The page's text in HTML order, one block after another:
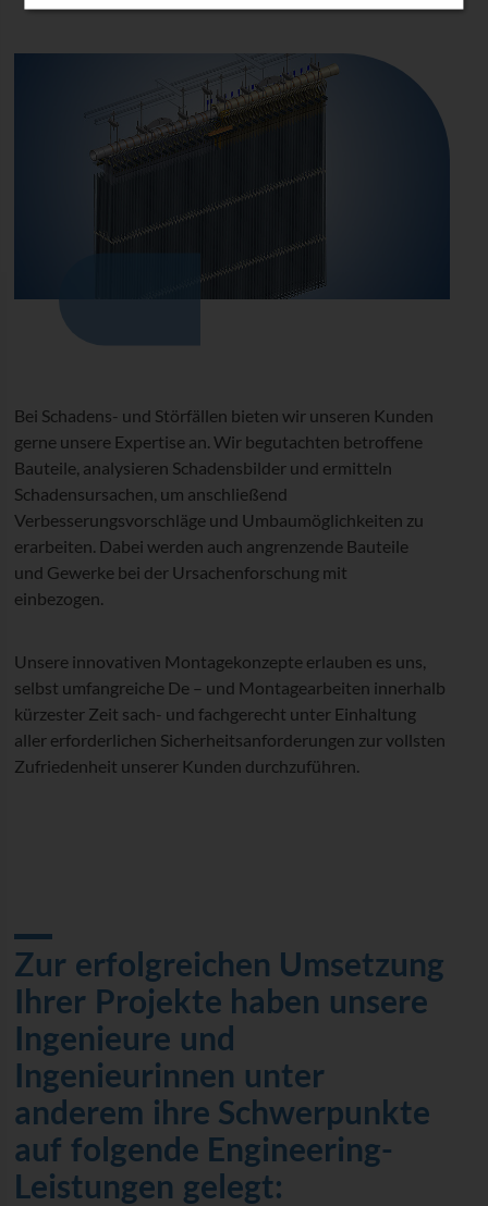
Bei Schadens- und Störfällen bieten wir unseren Kunden
gerne unsere Expertise an. Wir begutachten betroffene
Bauteile, analysieren Schadensbilder und ermitteln
Schadensursachen, um anschließend
Verbesserungsvorschläge und Umbaumöglichkeiten zu
erarbeiten. Dabei werden auch angrenzende Bauteile
und Gewerke bei der Ursachenforschung mit
einbezogen.
Unsere innovativen Montagekonzepte erlauben es uns,
selbst umfangreiche De – und Montagearbeiten innerhalb
kürzester Zeit sach- und fachgerecht unter Einhaltung
aller erforderlichen Sicherheitsanforderungen zur vollsten
Zufriedenheit unserer Kunden durchzuführen.
Zur erfolgreichen Umsetzung
Ihrer Projekte haben unsere
Ingenieure und
Ingenieurinnen unter
anderem ihre Schwerpunkte
auf folgende Engineering-
Leistungen gelegt: